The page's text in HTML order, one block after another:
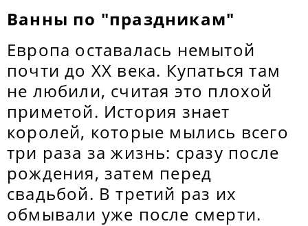
Ванны по "праздникам"
Европа оставалась немытой
почти до ХХ века. Купаться там
не любили, считая это плохой
приметой. История знает
королей, которые мылись всего
три раза за жизнь: сразу после
рождения, затем перед
свадьбой. В третий раз их
обмывали уже после смерти.